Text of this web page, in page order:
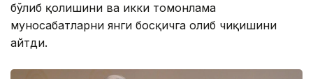
бўлиб қолишини ва икки томонлама
муносабатларни янги босқичга олиб чиқишини
айтди.